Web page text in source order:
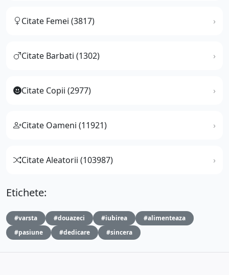
Citate Femei (3817)
Citate Barbati (1302)
Citate Copii (2977)
Citate Oameni (11921)
Citate Aleatorii (103987)
Etichete:
#varsta #douazeci #iubirea
#alimenteaza
#pasiune
#dedicare #sincera